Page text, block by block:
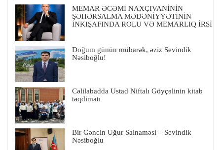
MEMAR ƏCƏMİ NAXÇIVANİNİN
ŞƏHƏRSALMA MƏDƏNİYYƏTİNİN
İNKIŞAFINDA ROLU VƏ MEMARLIQ İRSİ
Doğum günün mübarək, əziz Sevindik
Nəsiboğlu!
Cəlilabadda Ustad Niftalı Göyçəlinin kitab
təqdimatı
Bir Gəncin Uğur Salnaməsi – Sevindik
Nəsiboğlu